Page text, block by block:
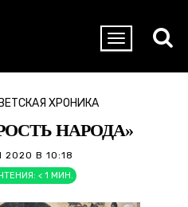
ХРОНИКА
НАРОДА»
2020 В 10:18
< 1 МИН.